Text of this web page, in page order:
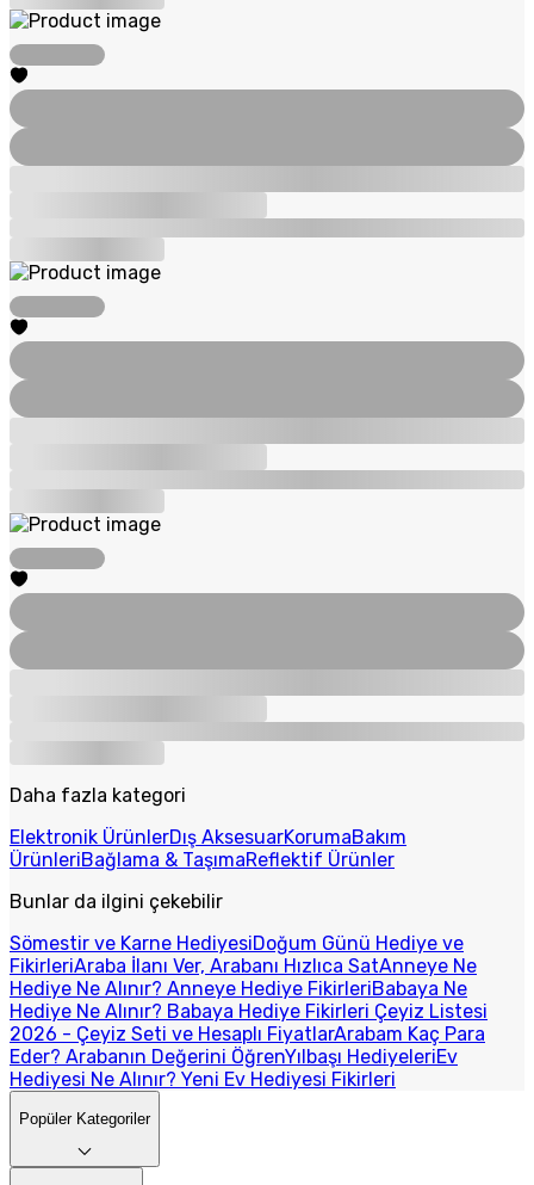
Daha fazla kategori
Elektronik ÜrünlerDış AksesuarKorumaBakım
ÜrünleriBağlama & TaşımaReflektif Ürünler
Bunlar da ilgini çekebilir
Sömestir ve Karne HediyesiDoğum Günü Hediye ve
FikirleriAraba İlanı Ver, Arabanı Hızlıca SatAnneye Ne
Hediye Ne Alınır? Anneye Hediye FikirleriBabaya Ne
Hediye Ne Alınır? Babaya Hediye Fikirleri Çeyiz Listesi
2026 - Çeyiz Seti ve Hesaplı FiyatlarArabam Kaç Para
Eder? Arabanın Değerini ÖğrenYılbaşı HediyeleriEv
Hediyesi Ne Alınır? Yeni Ev Hediyesi Fikirleri
Popüler Kategoriler